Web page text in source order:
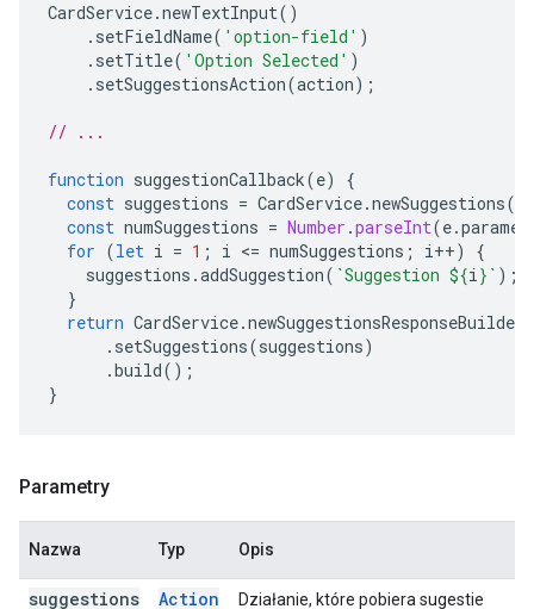
CardService.newTextInput()
. setFieldName( 'option-field' )
. setTitle( 'Option Selected' )
. setSuggestionsAction(action);
// ...
function suggestionCallback(e)
{
const suggestions = CardService.newSuggestions
const numSuggestions = Number .parseInt(e.
for (let i = 1 ; i <= numSuggestions ; i++)
{
suggestions .addSuggestion( `Suggestion ${i} ` );
}
return CardService.newSuggestionsResponseBuilder
. setSuggestions(suggestions)
.build();
}
Parametry
Nazwa Typ Opis
suggestions Action Działanie, które pobiera sugestie